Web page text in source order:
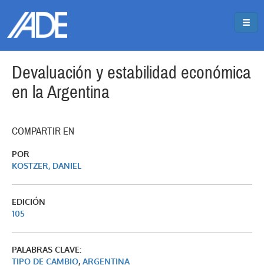
Devaluación y estabilidad económica
en la Argentina
COMPARTIR EN
POR
KOSTZER, DANIEL
EDICIÓN
105
PALABRAS CLAVE:
TIPO DE CAMBIO, ARGENTINA